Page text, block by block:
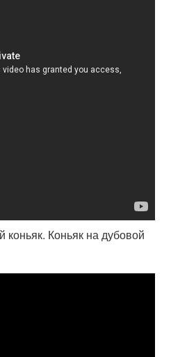
Коньяк на дубовой